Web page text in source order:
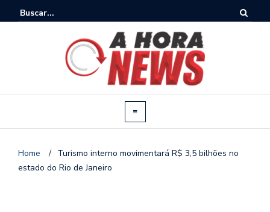
Home / Turismo interno movimentará R$ 3,5 bilhões no
estado do Rio de Janeiro